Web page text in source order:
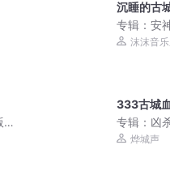
沉睡的古
专辑：安
沫沫音
333古城
专辑： 凶
畅听）
烨城声